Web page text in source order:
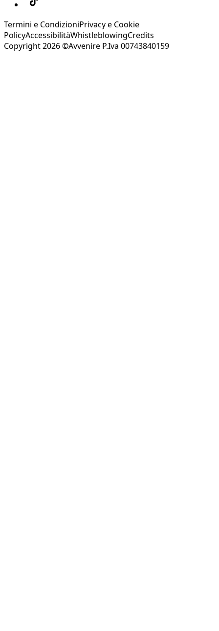
Termini e CondizioniPrivacy e Cookie
PolicyAccessibilitàWhistleblowingCredits
Copyright 2026 ©Avvenire P.Iva 00743840159